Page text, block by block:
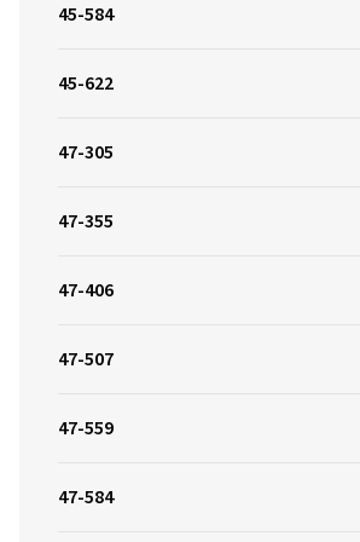
45-584
45-622
47-305
47-355
47-406
47-507
47-559
47-584